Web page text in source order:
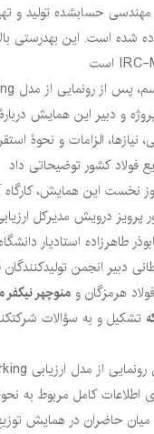
حسابشده تولید و
داده شده است. این بهدرستی
IRC-
پس از رونمایی از مدل
و دبیر این همایش
الزامات و نحوۀ
نخست این همایش،
درویش مدیرکل
طاهرزاده استادیار
دبیر انجمن تولیدکنندگان
هرمزگان و منوچهر
تشکیل و به سؤالات
از مدل ارزیابی
کامل مربوط به
میان حاضران در همایش